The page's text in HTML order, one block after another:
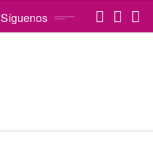
Síguenos